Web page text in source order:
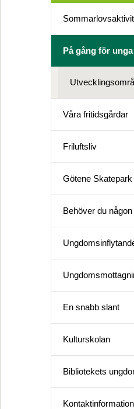
På gång för unga
Våra fritidsgårdar
Friluftsliv
Götene Skatepark
Behöver du
En snabb slant
Kulturskolan
Bibliotekets